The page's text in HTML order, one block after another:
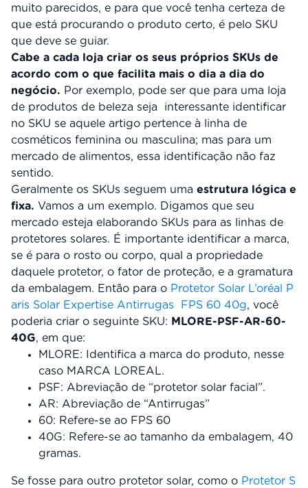
muito parecidos, e para que você tenha certeza de
que está procurando o produto certo, é pelo SKU
que deve se guiar.
Cabe a cada loja criar os seus próprios SKUs de
acordo com o que facilita mais o dia a dia do
negócio. Por exemplo, pode ser que para uma loja
de produtos de beleza seja interessante identificar
no SKU se aquele artigo pertence à linha de
cosméticos feminina ou masculina; mas para um
mercado de alimentos, essa identificação não faz
sentido.
Geralmente os SKUs seguem uma estrutura lógica e
fixa. Vamos a um exemplo. Digamos que seu
mercado esteja elaborando SKUs para as linhas de
protetores solares. É importante identificar a marca,
se é para o rosto ou corpo, qual a propriedade
daquele protetor, o fator de proteção, e a gramatura
da embalagem. Então para o Protetor Solar L’oréal P
aris Solar Expertise Antirrugas FPS 60 40g, você
poderia criar o seguinte SKU: MLORE-PSF-AR-60-
40G, em que:
MLORE: Identifica a marca do produto, nesse
caso MARCA LOREAL.
PSF: Abreviação de “protetor solar facial”.
AR: Abreviação de “Antirrugas”
60: Refere-se ao FPS 60
40G: Refere-se ao tamanho da embalagem, 40
gramas.
Se fosse para outro protetor solar, como o Protetor S